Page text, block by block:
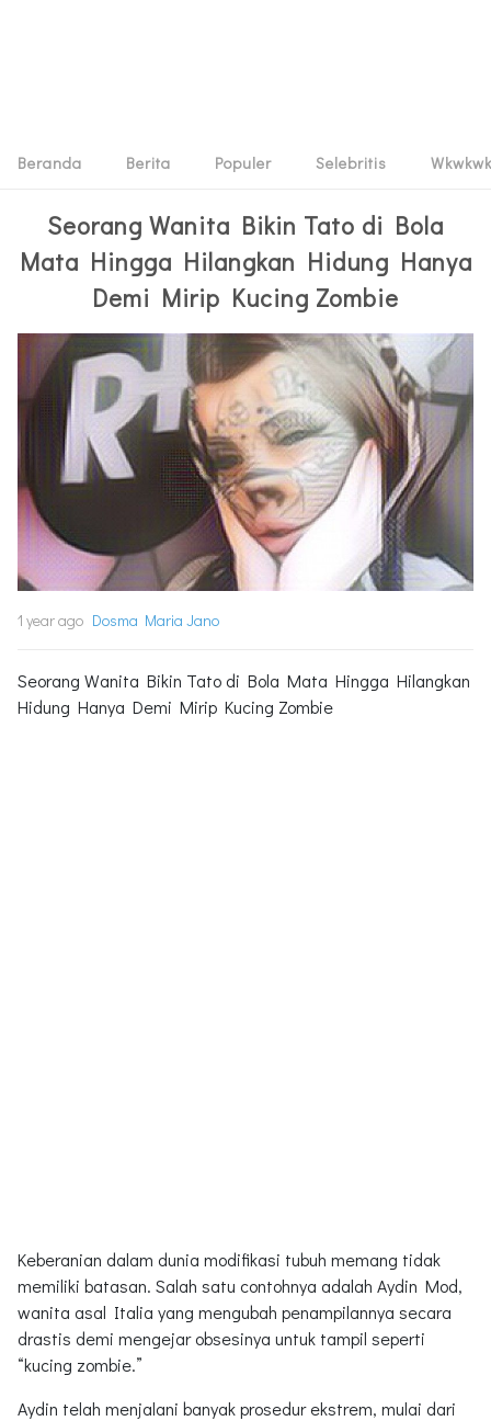
Beranda Berita Populer Selebritis Wkwkwk
Seorang Wanita Bikin Tato di Bola
Mata Hingga Hilangkan Hidung Hanya
Demi Mirip Kucing Zombie
1 year ago Dosma Maria Jano
Seorang Wanita Bikin Tato di Bola Mata Hingga Hilangkan
Hidung Hanya Demi Mirip Kucing Zombie
Keberanian dalam dunia modifikasi tubuh memang tidak
memiliki batasan. Salah satu contohnya adalah Aydin Mod,
wanita asal Italia yang mengubah penampilannya secara
drastis demi mengejar obsesinya untuk tampil seperti
“kucing zombie.”
Aydin telah menjalani banyak prosedur ekstrem, mulai dari